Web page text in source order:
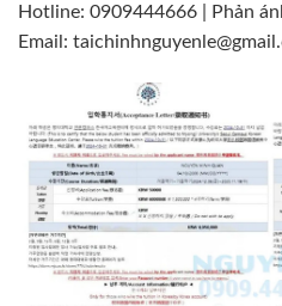
Hotline: 0909444666 | Phản
Email: